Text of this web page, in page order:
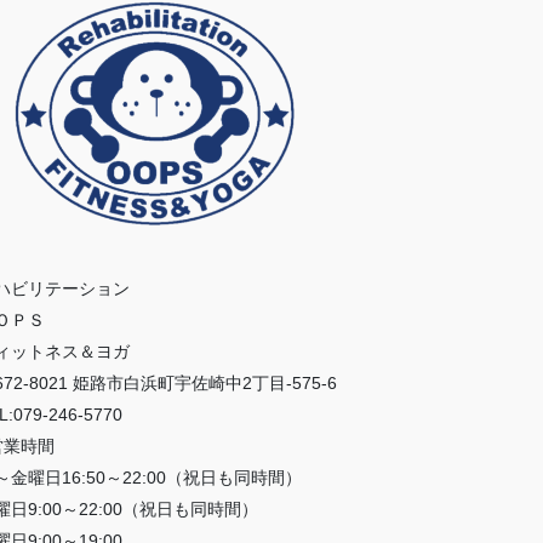
ビリテーション
ＰＳ
ットネス＆ヨガ
8021 姫路市白浜町宇佐崎中2丁目-575-6
246-5770
時間
金曜日16:50～22:00（祝日も同時間）
日9:00～22:00（祝日も同時間）